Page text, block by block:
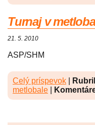
Turnaj v
21. 5. 2010
ASP/SHM
Celý príspevok
metlobale